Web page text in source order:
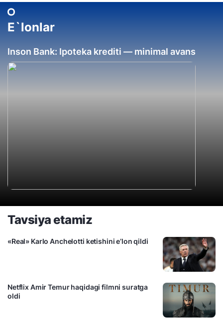
E`lonlar
Inson Bank: Ipoteka krediti — minimal avans
Tavsiya etamiz
«Real» Karlo Anchelotti ketishini e’lon qildi
Netflix Amir Temur haqidagi filmni suratga
oldi